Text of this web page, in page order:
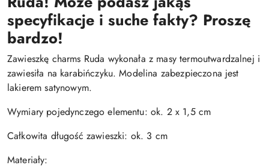
specyfikacje i suche fakty? Proszę
bardzo!
Zawieszkę charms Ruda wykonała z masy termoutwardzalnej i
zawiesiła na karabińczyku. Modelina zabezpieczona jest
lakierem satynowym.
Wymiary pojedynczego elementu: ok. 2 x 1,5 cm
Całkowita długość zawieszki: ok. 3 cm
Materiały: